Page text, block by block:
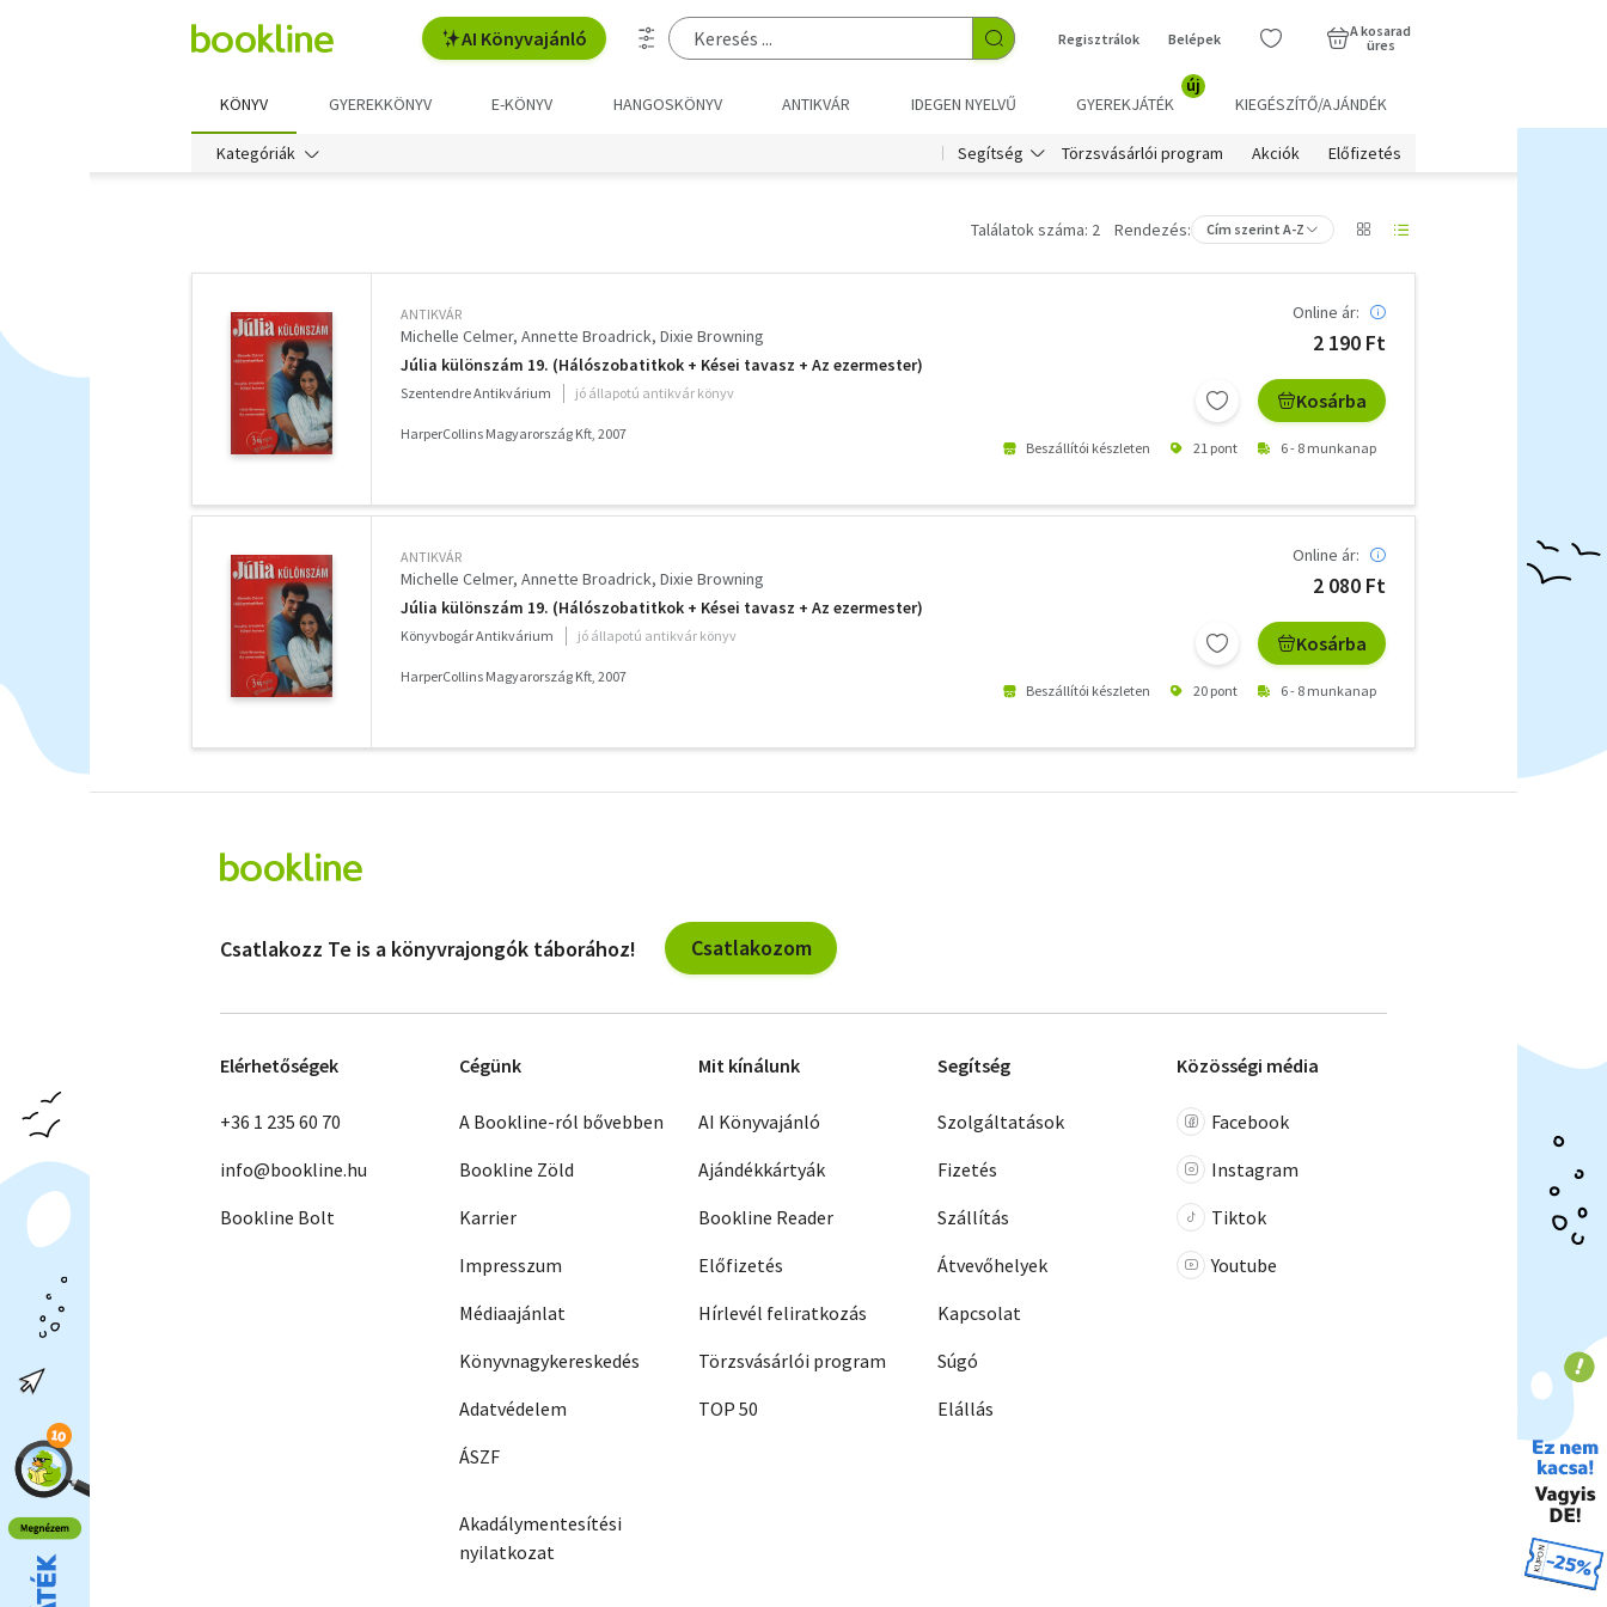
AI Könyvajánló Regisztrálok Belépek
A kosarad
üres
KÖNYV GYEREKKÖNYV E-KÖNYV HANGOSKÖNYV ANTIKVÁR IDEGEN NYELVŰ GYEREKJÁTÉK
új
KIEGÉSZÍTŐ/AJÁNDÉK
Kategóriák Segítség Törzsvásárlói program Akciók Előfizetés
Találatok száma: 2 Rendezés: Cím szerint A-Z
ANTIKVÁR
Michelle Celmer Annette Broadrick Dixie Browning
Júlia különszám 19. (Hálószobatitkok + Kései tavasz + Az ezermester)
Szentendre Antikvárium jó állapotú antikvár könyv
HarperCollins Magyarország Kft, 2007
Online ár:
2 190 Ft
Kosárba
Beszállítói készleten 21 pont 6 - 8 munkanap
ANTIKVÁR
Michelle Celmer Annette Broadrick Dixie Browning
Júlia különszám 19. (Hálószobatitkok + Kései tavasz + Az ezermester)
Könyvbogár Antikvárium jó állapotú antikvár könyv
HarperCollins Magyarország Kft, 2007
Online ár:
2 080 Ft
Kosárba
Beszállítói készleten 20 pont 6 - 8 munkanap
szűrők
Csatlakozz Te is a könyvrajongók táborához! Csatlakozom
Elérhetőségek
+36 1 235 60 70
info@bookline.hu
Bookline Bolt
Cégünk
A Bookline-ról bővebben
Bookline Zöld
Karrier
Impresszum
Médiaajánlat
Könyvnagykereskedés
Adatvédelem
ÁSZF
Akadálymentesítési
nyilatkozat
Mit kínálunk
AI Könyvajánló
Ajándékkártyák
Bookline Reader
Előfizetés
Hírlevél feliratkozás
Törzsvásárlói program
TOP 50
Segítség
Szolgáltatások
Fizetés
Szállítás
Átvevőhelyek
Kapcsolat
Súgó
Elállás
Közösségi média
Facebook
Instagram
Tiktok
Youtube